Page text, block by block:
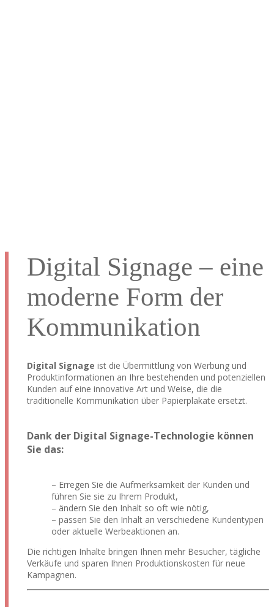
Digital Signage – eine
moderne Form der
Kommunikation
Digital Signage ist die Übermittlung von Werbung und
Produktinformationen an Ihre bestehenden und potenziellen
Kunden auf eine innovative Art und Weise, die die
traditionelle Kommunikation über Papierplakate ersetzt.
Dank der Digital Signage-Technologie können
Sie das:
– Erregen Sie die Aufmerksamkeit der Kunden und
führen Sie sie zu Ihrem Produkt,
– ändern Sie den Inhalt so oft wie nötig,
– passen Sie den Inhalt an verschiedene Kundentypen
oder aktuelle Werbeaktionen an.
Die richtigen Inhalte bringen Ihnen mehr Besucher, tägliche
Verkäufe und sparen Ihnen Produktionskosten für neue
Kampagnen.